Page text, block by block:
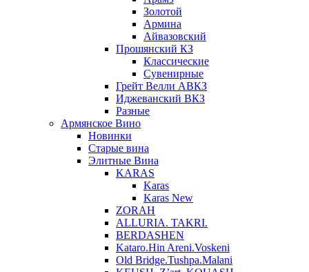
Золотой
Армина
Айвазовский
Прошянский КЗ
Классические
Сувенирные
Грейт Велли АВКЗ
Иджеванский ВКЗ
Разные
Армянское Вино
Новинки
Старые вина
Элитные Вина
KARAS
Karas
Karas New
ZORAH
ALLURIA. TAKRI.
BERDASHEN
Kataro.Hin Areni.Voskeni
Old Bridge.Tushpa.Malani